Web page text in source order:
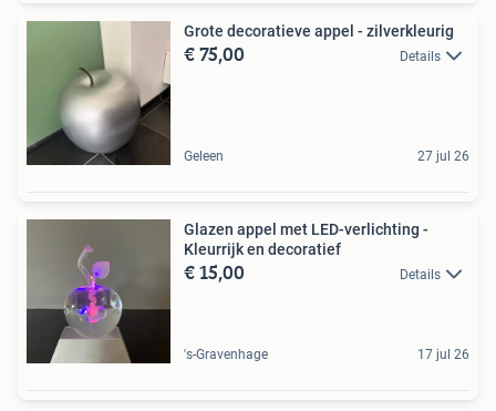
Grote decoratieve appel - zilverkleurig
€ 75,00 Details
Geleen 27 jul 26
Glazen appel met LED-verlichting -
Kleurrijk en decoratief
€ 15,00 Details
's-Gravenhage 17 jul 26